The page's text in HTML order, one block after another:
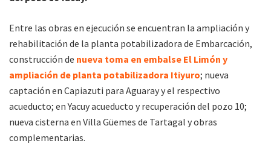
Entre las obras en ejecución se encuentran la ampliación y
rehabilitación de la planta potabilizadora de Embarcación,
construcción de nueva toma en embalse El Limón y
ampliación de planta potabilizadora Itiyuro; nueva
captación en Capiazuti para Aguaray y el respectivo
acueducto; en Yacuy acueducto y recuperación del pozo 10;
nueva cisterna en Villa Güemes de Tartagal y obras
complementarias.